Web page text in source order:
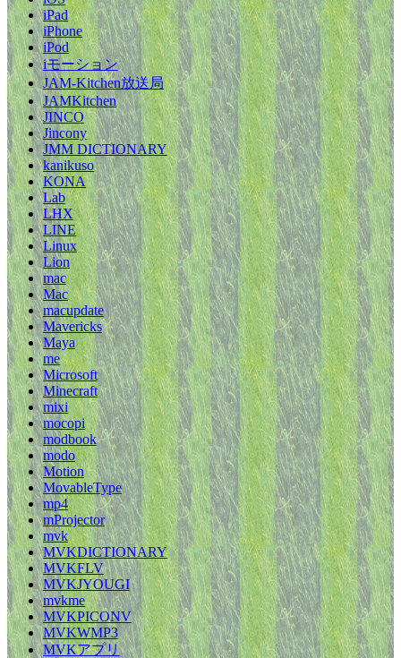
iPad
iPhone
iPod
iモーション
JAM-Kitchen放送局
JAMKitchen
JINCO
Jincony
JMM DICTIONARY
kanikuso
KONA
Lab
LHX
LINE
Linux
Lion
mac
Mac
macupdate
Mavericks
Maya
me
Microsoft
Minecraft
mixi
mocopi
modbook
modo
Motion
MovableType
mp4
mProjector
mvk
MVKDICTIONARY
MVKFLV
MVKJYOUGI
mvkme
MVKPICONV
MVKWMP3
MVKアプリ